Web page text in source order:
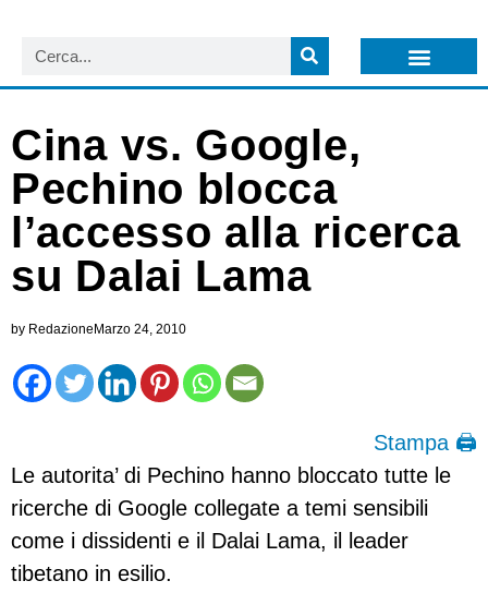
Cina vs. Google,
Pechino blocca
l’accesso alla ricerca
su Dalai Lama
by Redazione Marzo 24, 2010
Stampa 🖨
Le autorita’ di Pechino hanno bloccato tutte le
ricerche di Google collegate a temi sensibili
come i dissidenti e il Dalai Lama, il leader
tibetano in esilio.